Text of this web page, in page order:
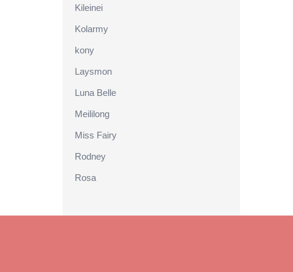
Kileinei
Kolarmy
kony
Laysmon
Luna Belle
Meililong
Miss Fairy
Rodney
Rosa